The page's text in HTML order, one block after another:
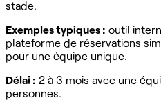
stade.
Exemples typiques : outil
plateforme de réservations
pour une équipe unique.
Délai : 2 à 3 mois avec une
personnes.